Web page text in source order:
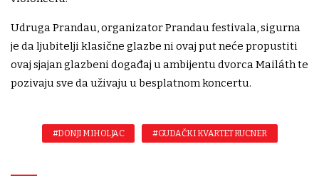
Udruga Prandau, organizator Prandau festivala, sigurna
je da ljubitelji klasične glazbe ni ovaj put neće propustiti
ovaj sjajan glazbeni događaj u ambijentu dvorca Mailáth te
pozivaju sve da uživaju u besplatnom koncertu.
#DONJI MIHOLJAC #GUDAČKI KVARTET RUCNER